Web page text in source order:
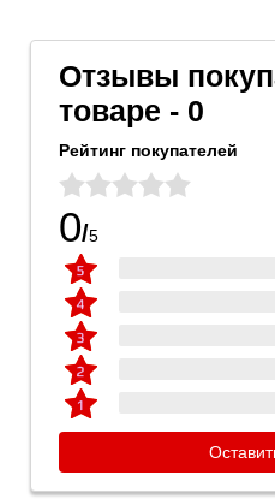
Отзывы
товаре - 0
Рейтинг покупателей
0/5